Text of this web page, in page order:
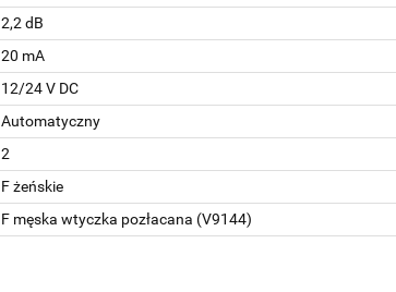
2,2 dB
20 mA
12/24 V DC
Automatyczny
2
F żeńskie
F męska wtyczka pozłacana (V9144)